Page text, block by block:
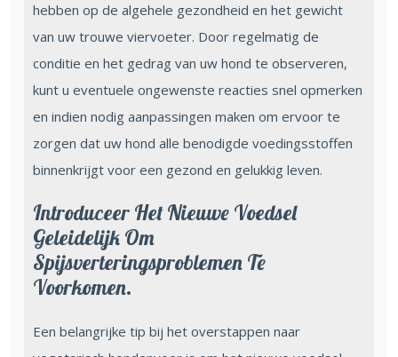
hebben op de algehele gezondheid en het gewicht
van uw trouwe viervoeter. Door regelmatig de
conditie en het gedrag van uw hond te observeren,
kunt u eventuele ongewenste reacties snel opmerken
en indien nodig aanpassingen maken om ervoor te
zorgen dat uw hond alle benodigde voedingsstoffen
binnenkrijgt voor een gezond en gelukkig leven.
Introduceer Het Nieuwe Voedsel
Geleidelijk Om
Spijsverteringsproblemen Te
Voorkomen.
Een belangrijke tip bij het overstappen naar